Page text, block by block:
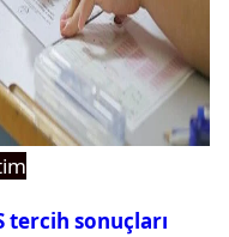
tercih sonuçları